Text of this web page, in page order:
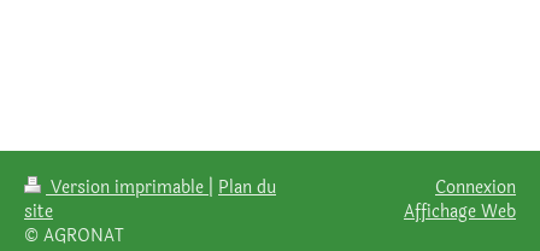
Version imprimable Plan du
site
© AGRONAT
Connexion
Affichage Web